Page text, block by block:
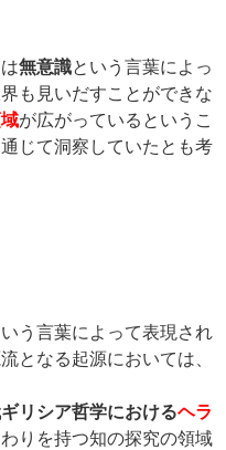
無意識という言葉によっ
も見いだすことができな
が広がっているというこ
じて洞察していたとも考
いう言葉によって表現され
となる起源においては、
リシア哲学におけるヘラ
りを持つ知の探究の領域